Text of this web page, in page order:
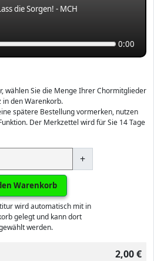
die Sorgen! - MCH
0:00
wählen Sie die Menge Ihrer Chormitglieder
in den Warenkorb.
spätere Bestellung vormerken, nutzen
Der Merkzettel wird für Sie 14 Tage
+
Warenkorb
wird automatisch mit in
gelegt und kann dort
werden.
2,00 €